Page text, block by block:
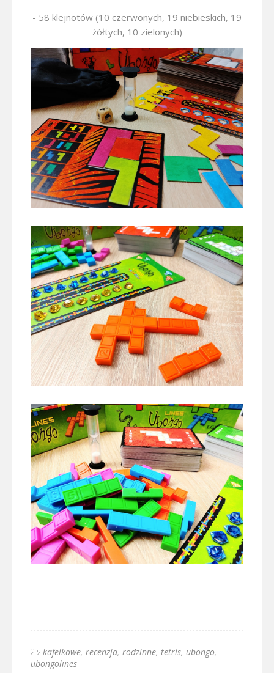
- 58 klejnotów (10 czerwonych, 19 niebieskich, 19
żółtych, 10 zielonych)
kafelkowe recenzja rodzinne tetris ubongo
ubongolines